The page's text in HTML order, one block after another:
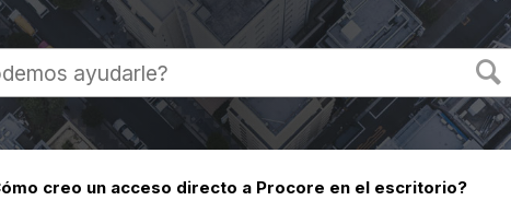
creo un acceso directo a Procore en el escritorio?